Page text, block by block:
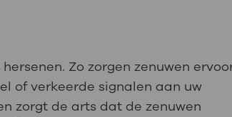
Zo zorgen zenuwen
of verkeerde signalen aan uw
zorgt de arts dat de zenuwen